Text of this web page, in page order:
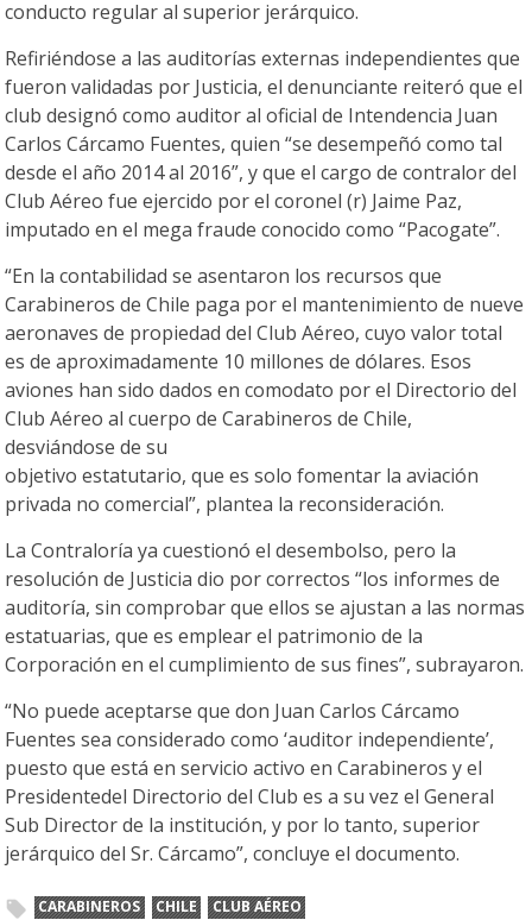
conducto regular al superior jerárquico.
Refiriéndose a las auditorías externas independientes que
fueron validadas por Justicia, el denunciante reiteró que el
club designó como auditor al oficial de Intendencia Juan
Carlos Cárcamo Fuentes, quien “se desempeñó como tal
desde el año 2014 al 2016”, y que el cargo de contralor del
Club Aéreo fue ejercido por el coronel (r) Jaime Paz,
imputado en el mega fraude conocido como “Pacogate”.
“En la contabilidad se asentaron los recursos que
Carabineros de Chile paga por el mantenimiento de nueve
aeronaves de propiedad del Club Aéreo, cuyo valor total
es de aproximadamente 10 millones de dólares. Esos
aviones han sido dados en comodato por el Directorio del
Club Aéreo al cuerpo de Carabineros de Chile,
desviándose de su
objetivo estatutario, que es solo fomentar la aviación
privada no comercial”, plantea la reconsideración.
La Contraloría ya cuestionó el desembolso, pero la
resolución de Justicia dio por correctos “los informes de
auditoría, sin comprobar que ellos se ajustan a las normas
estatuarias, que es emplear el patrimonio de la
Corporación en el cumplimiento de sus fines”, subrayaron.
“No puede aceptarse que don Juan Carlos Cárcamo
Fuentes sea considerado como ‘auditor independiente’,
puesto que está en servicio activo en Carabineros y el
Presidentedel Directorio del Club es a su vez el General
Sub Director de la institución, y por lo tanto, superior
jerárquico del Sr. Cárcamo”, concluye el documento.
CARABINEROS CHILE
CLUB AÉREO